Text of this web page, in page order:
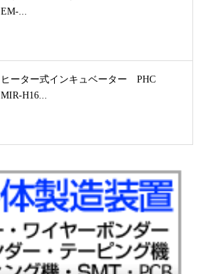
EM-...
ヒーター式インキュベーター PHC
MIR-H16...